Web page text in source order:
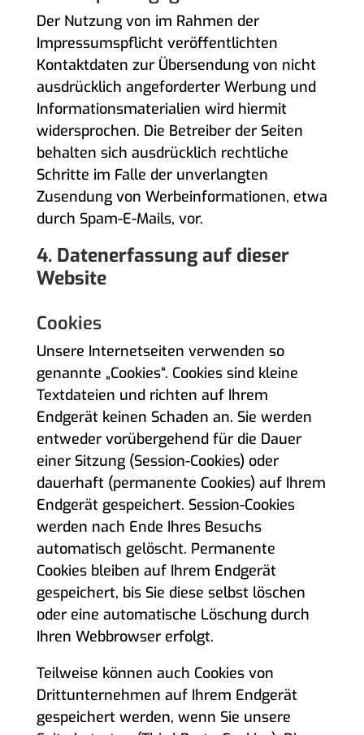
Der Nutzung von im Rahmen der
Impressumspflicht veröffentlichten
Kontaktdaten zur Übersendung von nicht
ausdrücklich angeforderter Werbung und
Informationsmaterialien wird hiermit
widersprochen. Die Betreiber der Seiten
behalten sich ausdrücklich rechtliche
Schritte im Falle der unverlangten
Zusendung von Werbeinformationen, etwa
durch Spam-E-Mails, vor.
4. Datenerfassung auf dieser
Website
Cookies
Unsere Internetseiten verwenden so
genannte „Cookies“. Cookies sind kleine
Textdateien und richten auf Ihrem
Endgerät keinen Schaden an. Sie werden
entweder vorübergehend für die Dauer
einer Sitzung (Session-Cookies) oder
dauerhaft (permanente Cookies) auf Ihrem
Endgerät gespeichert. Session-Cookies
werden nach Ende Ihres Besuchs
automatisch gelöscht. Permanente
Cookies bleiben auf Ihrem Endgerät
gespeichert, bis Sie diese selbst löschen
oder eine automatische Löschung durch
Ihren Webbrowser erfolgt.
Teilweise können auch Cookies von
Drittunternehmen auf Ihrem Endgerät
gespeichert werden, wenn Sie unsere